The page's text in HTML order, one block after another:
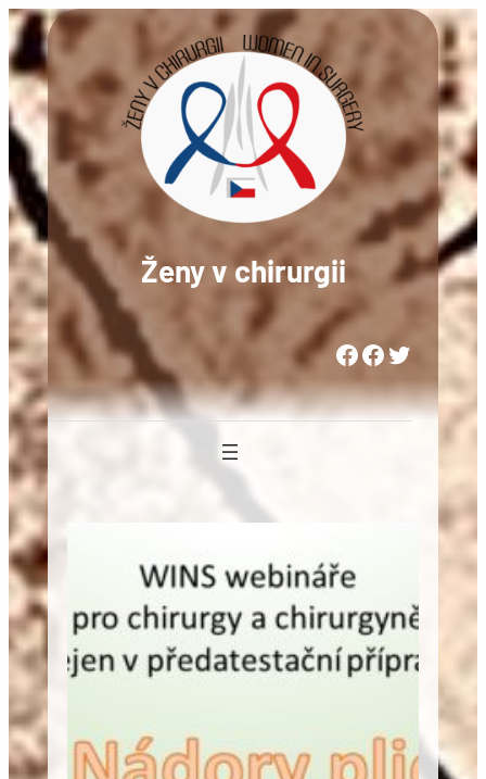
Přeskočit
na
obsah
Ženy v chirurgii
Woman in Medicine Czech Republic Women in Surgery Europe Woman in Surgery Czech Republic